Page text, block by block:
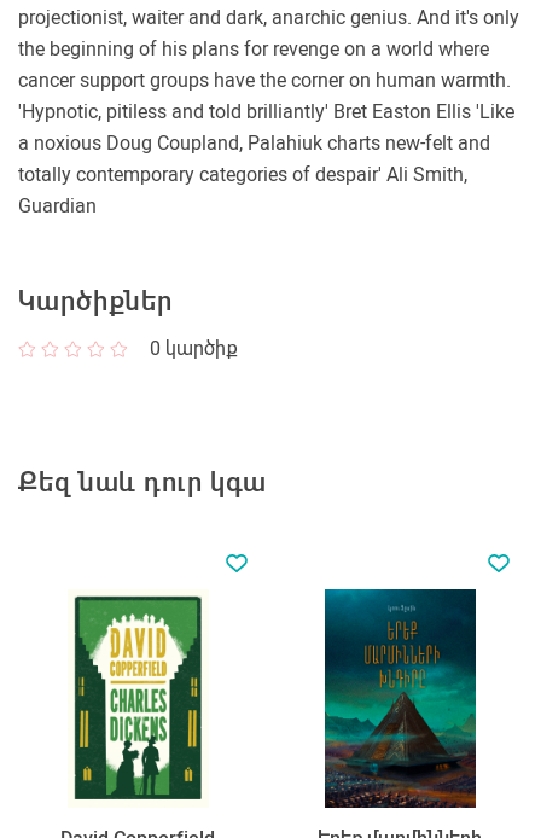
projectionist, waiter and dark, anarchic genius. And it's only
the beginning of his plans for revenge on a world where
cancer support groups have the corner on human warmth.
'Hypnotic, pitiless and told brilliantly' Bret Easton Ellis 'Like
a noxious Doug Coupland, Palahiuk charts new-felt and
totally contemporary categories of despair' Ali Smith,
Guardian
Կարծիքներ
0 կարծիք
Քեզ նաև դուր կգա